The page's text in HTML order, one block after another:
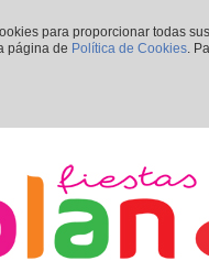
para proporcionar todas
página de Política de Cookies.